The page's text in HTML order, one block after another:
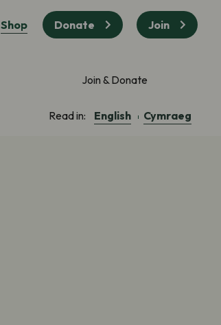
Shop Donate Join
Join & Donate
Read in: English Cymraeg